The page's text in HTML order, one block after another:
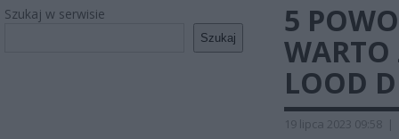
Szukaj w serwisie
Szukaj
5
LOOD
19 lipca 2023 09:58 |